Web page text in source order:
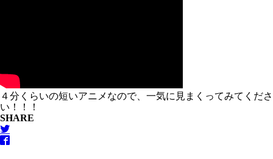
４分くらいの短いアニメなので、一気に見まくってみてくださ
い！！！
SHARE